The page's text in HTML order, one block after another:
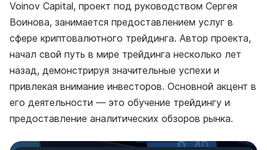
Voinov Capital, проект под руководством Сергея
Воинова, занимается предоставлением услуг в
сфере криптовалютного трейдинга. Автор проекта,
начал свой путь в мире трейдинга несколько лет
назад, демонстрируя значительные успехи и
привлекая внимание инвесторов. Основной акцент в
его деятельности — это обучение трейдингу и
предоставление аналитических обзоров рынка.